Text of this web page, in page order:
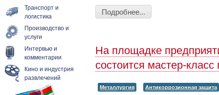
Транспорт и
логистика
Производство и
услуги
Интервью и
комментарии
Кино и индустрия
развлечений
Подробнее...
На площадке
состоится мастер-
Металлургия Антикоррозионная защита